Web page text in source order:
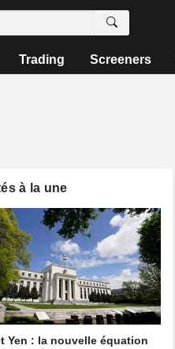
Trading Screeners
à la une
Yen : la nouvelle équation